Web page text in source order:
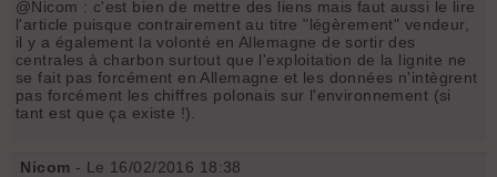
@Nicom : c'est bien de mettre des liens mais faut aussi le lire
l'article puisque contrairement au titre "légèrement" vendeur,
il y a également la volonté en Allemagne de sortir des
centrales à charbon surtout que l'exploitation de la lignite ne
se fait pas forcément en Allemagne et les données n'intègrent
pas forcément les chiffres polonais sur l'environnement (si
tant est que ça existe !).
Nicom - Le 16/02/2016 18:38